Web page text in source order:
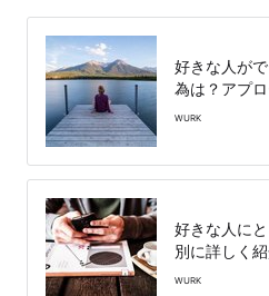
好きな人が
為は？アプ
WURK
好きな人に
別に詳しく
WURK